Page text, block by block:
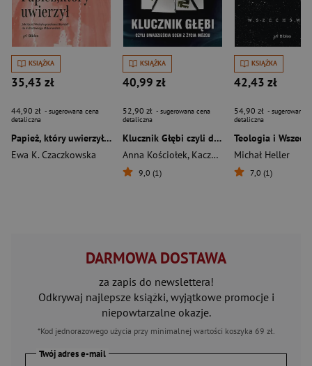
KSIĄŻKA
35,43 zł
44,90 zł - sugerowana cena
detaliczna
Papież, który uwierzył Jak Karol Wojtyła przekonał Kościół do kultu Bożego Miłosierdzia
Ewa K. Czaczkowska
KSIĄŻKA
40,99 zł
52,90 zł - sugerowana cena
detaliczna
Klucznik Głębi czyli dwadzieścia scen z życia mózgu
Anna Kościołek, Kaczmarzyk Marek
9,0 (1)
KSIĄŻKA
42,43 zł
54,90 zł - sugerowana
detaliczna
Teologia i
Michał Heller
7,0 (1)
DARMOWA DOSTAWA
za zapis do newslettera!
Odkrywaj najlepsze książki, wyjątkowe promocje i
niepowtarzalne okazje.
*Kod jednorazowego użycia przy minimalnej wartości koszyka 69 zł.
Twój adres e-mail